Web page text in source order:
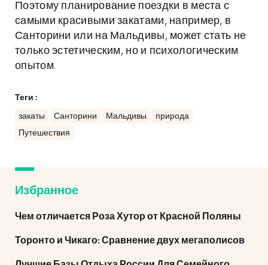
Поэтому планирование поездки в места с
самыми красивыми закатами, например, в
Санторини или на Мальдивы, может стать не
только эстетическим, но и психологическим
опытом.
Теги :
закаты Санторини Мальдивы
природа
Путешествия
Избранное
Чем отличается Роза Хутор от Красной Поляны
Торонто и Чикаго: Сравнение двух мегаполисов